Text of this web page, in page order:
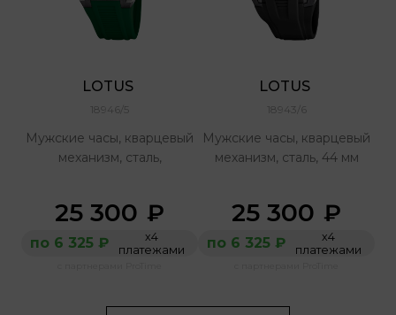
LOTUS
18946/5
Мужские часы, кварцевый
механизм, сталь,
25 300 ₽
по 6 325 ₽
х4
платежами
LOTUS
18943/6
Мужские часы, кварцевый
механизм, сталь, 44 мм
25 300 ₽
по 6 325 ₽
х4
платежами